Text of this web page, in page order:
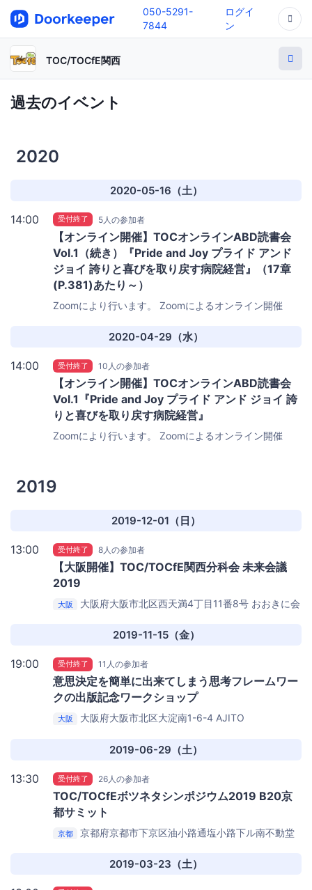
050-5291-
7844
ログイ
ン
TOC/TOCfE関西
過去のイベント
2020
2020-05-16（土）
14:00 受付終了 5人の参加者
【オンライン開催】TOCオンラインABD読書会
Vol.1（続き）『Pride and Joy プライド アンド
ジョイ 誇りと喜びを取り戻す病院経営』（17章
(P.381)あたり～）
Zoomにより行います。 Zoomによるオンライン開催
2020-04-29（水）
14:00 受付終了 10人の参加者
【オンライン開催】TOCオンラインABD読書会
Vol.1『Pride and Joy プライド アンド ジョイ 誇
りと喜びを取り戻す病院経営』
Zoomにより行います。 Zoomによるオンライン開催
2019
2019-12-01（日）
13:00 受付終了 8人の参加者
【大阪開催】TOC/TOCfE関西分科会 未来会議
2019
大阪 大阪府大阪市北区西天満4丁目11番8号 おおきに会
大江橋駅、JR北新地駅)
2019-11-15（金）
19:00 受付終了 11人の参加者
意思決定を簡単に出来てしまう思考フレームワー
クの出版記念ワークショップ
大阪 大阪府大阪市北区大淀南1-6-4 AJITO
2019-06-29（土）
13:30 受付終了 26人の参加者
TOC/TOCfEボツネタシンポジウム2019 B20京
都サミット
京都
京都府京都市下京区油小路通塩小路下ル南不動堂
2019-03-23（土）